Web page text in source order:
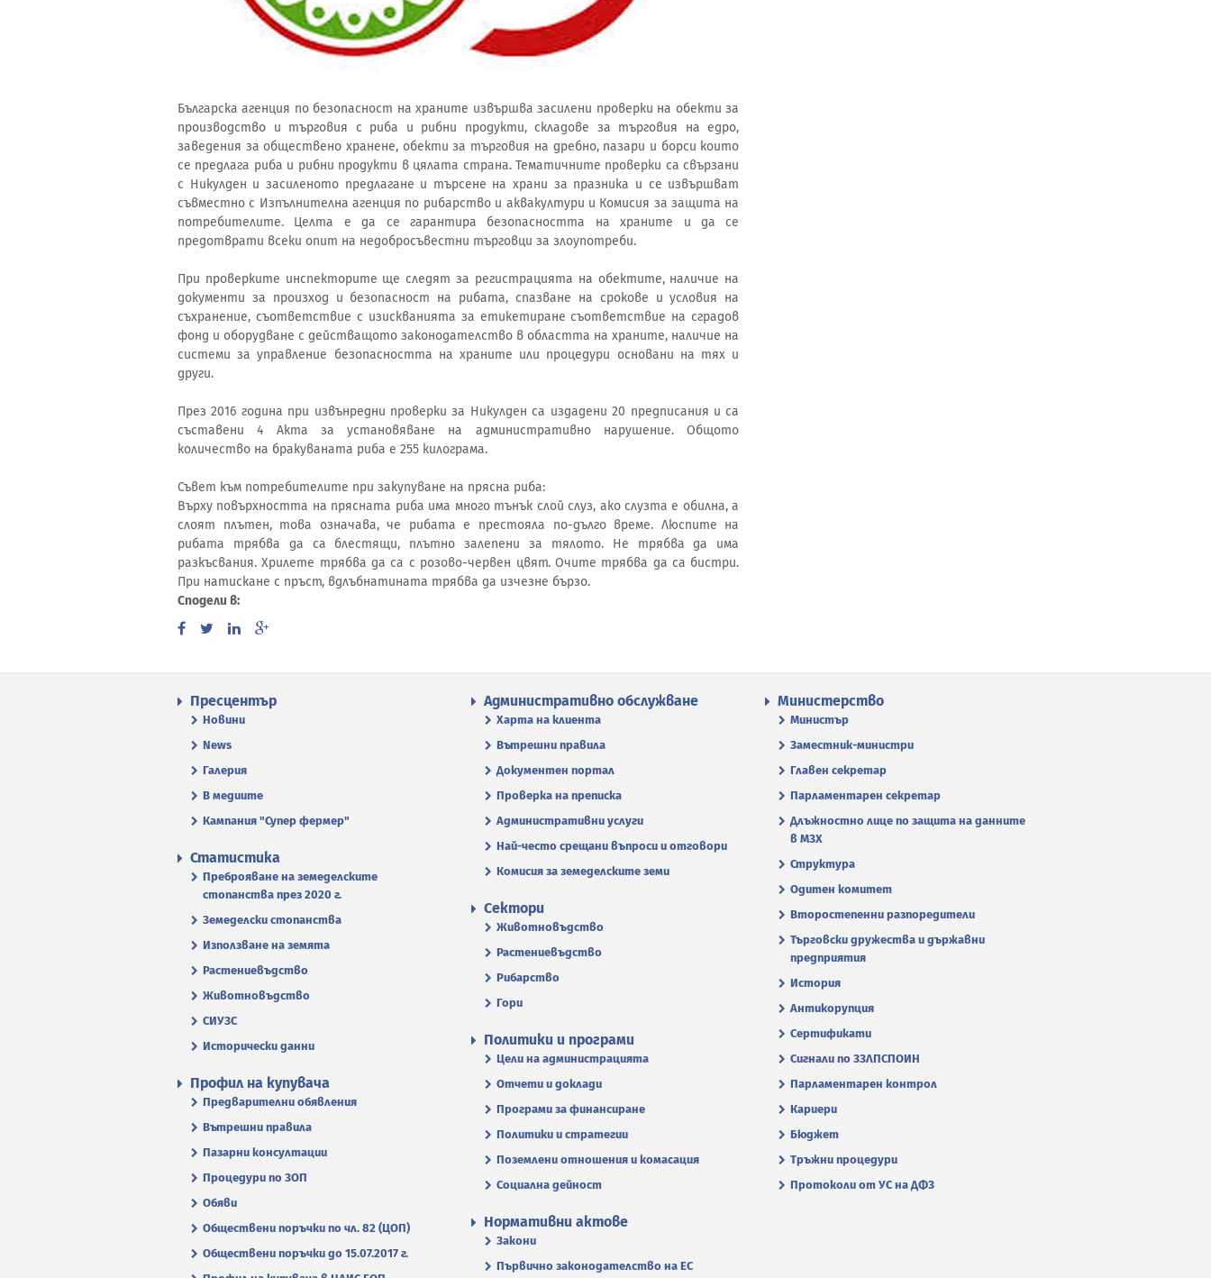
Българска агенция по безопасност на храните извършва засилени проверки на обекти за
производство и търговия с риба и рибни продукти, складове за търговия на едро,
заведения за обществено хранене, обекти за търговия на дребно, пазари и борси които
се предлага риба и рибни продукти в цялата страна. Тематичните проверки са свързани
с Никулден и засиленото предлагане и търсене на храни за празника и се извършват
съвместно с Изпълнителна агенция по рибарство и аквакултури и Комисия за защита на
потребителите. Целта е да се гарантира безопасността на храните и да се
предотврати всеки опит на недобросъвестни търговци за злоупотреби.
При проверките инспекторите ще следят за регистрацията на обектите, наличие на
документи за произход и безопасност на рибата, спазване на срокове и условия на
съхранение, съответствие с изискванията за етикетиране съответствие на сградов
фонд и оборудване с действащото законодателство в областта на храните, наличие на
системи за управление безопасността на храните или процедури основани на тях и
други.
През 2016 година при извънредни проверки за Никулден са издадени 20 предписания и са
съставени 4 Акта за установяване на административно нарушение. Общото
количество на бракуваната риба е 255 килограма.
Съвет към потребителите при закупуване на прясна риба:
Върху повърхността на прясната риба има много тънък слой слуз, ако слузта е обилна, а
слоят плътен, това означава, че рибата е престояла по-дълго време. Люспите на
рибата трябва да са блестящи, плътно залепени за тялото. Не трябва да има
разкъсвания. Хрилете трябва да са с розово-червен цвят. Очите трябва да са бистри.
При натискане с пръст, вдлъбнатината трябва да изчезне бързо.
Сподели в:
Пресцентър
Новини
News
Галерия
В медиите
Кампания "Супер фермер"
Административно обслужване
Харта на клиента
Вътрешни правила
Документен портал
Проверка на преписка
Административни услуги
Най-често срещани въпроси и отговори
Комисия за земеделските земи
Министерство
Министър
Заместник-министри
Главен секретар
Парламентарен секретар
Длъжностно лице по защита на данните
в МЗХ
Структура
Одитен комитет
Второстепенни разпоредители
Търговски дружества и държавни
предприятия
История
Антикорупция
Сертификати
Сигнали по ЗЗЛПСПОИН
Парламентарен контрол
Кариери
Бюджет
Тръжни процедури
Протоколи от УС на ДФЗ
Статистика
Преброяване на земеделските
стопанства през 2020 г.
Земеделски стопанства
Използване на земята
Растениевъдство
Животновъдство
СИУЗС
Исторически данни
Сектори
Животновъдство
Растениевъдство
Рибарство
Гори
Политики и програми
Цели на администрацията
Отчети и доклади
Програми за финансиране
Политики и стратегии
Поземлени отношения и комасация
Социална дейност
Профил на купувача
Предварителни обявления
Вътрешни правила
Пазарни консултации
Процедури по ЗОП
Обяви
Обществени поръчки по чл. 82 (ЦОП)
Обществени поръчки до 15.07.2017 г.
Нормативни актове
Закони
Първично законодателство на ЕС